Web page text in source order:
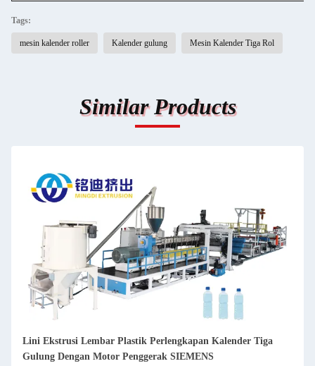
Tags:
mesin kalender roller Kalender gulung Mesin Kalender Tiga Rol
Similar Products
Lini Ekstrusi Lembar Plastik Perlengkapan Kalender Tiga
Gulung Dengan Motor Penggerak SIEMENS